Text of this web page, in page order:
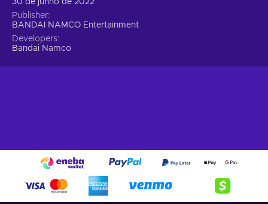
Publisher
BANDAI NAMCO Entertainment
Developers
Bandai Namco